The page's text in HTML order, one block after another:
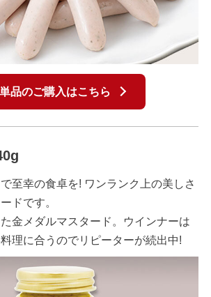
単品のご購入はこちら
至幸の食卓を! ワンランク上の美しさ
ドです。
金メダルマスタード。ウインナーは
理に合うのでリピーターが続出中!